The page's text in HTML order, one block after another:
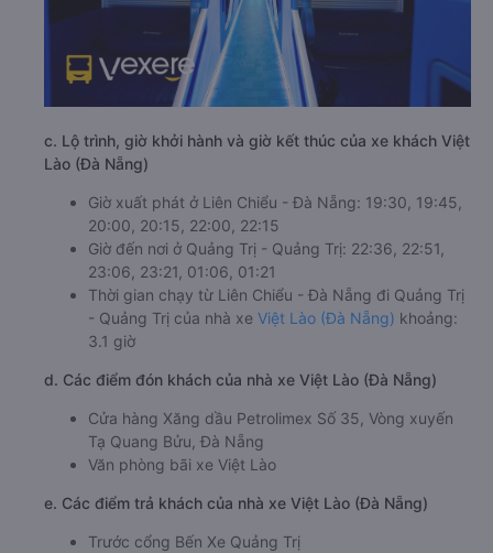
c. Lộ trình, giờ khởi hành và giờ kết thúc của xe khách Việt
Lào (Đà Nẵng)
Giờ xuất phát ở Liên Chiểu - Đà Nẵng: 19:30, 19:45,
20:00, 20:15, 22:00, 22:15
Giờ đến nơi ở Quảng Trị - Quảng Trị: 22:36, 22:51,
23:06, 23:21, 01:06, 01:21
Thời gian chạy từ Liên Chiểu - Đà Nẵng đi Quảng Trị
- Quảng Trị của nhà xe Việt Lào (Đà Nẵng) khoảng:
3.1 giờ
d. Các điểm đón khách của nhà xe Việt Lào (Đà Nẵng)
Cửa hàng Xăng dầu Petrolimex Số 35, Vòng xuyến
Tạ Quang Bửu, Đà Nẵng
Văn phòng bãi xe Việt Lào
e. Các điểm trả khách của nhà xe Việt Lào (Đà Nẵng)
Trước cổng Bến Xe Quảng Trị